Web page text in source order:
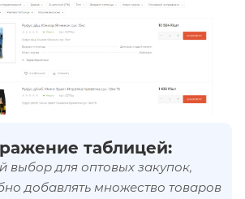
таблицей:
выбор для оптовых закупок,
добавлять множество товаров